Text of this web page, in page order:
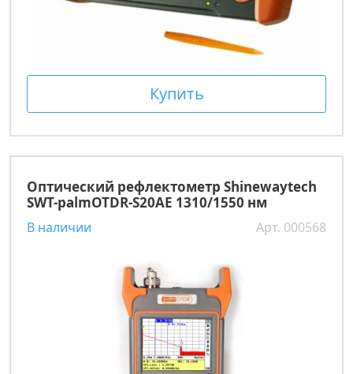
Купить
Оптический рефлектометр Shinewaytech
SWT-palmOTDR-S20AE 1310/1550 нм
В наличии Арт. 000568